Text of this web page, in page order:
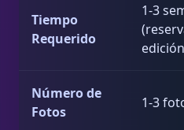
Tiempo
Requerido
1-3
Número de
Fotos
1-3